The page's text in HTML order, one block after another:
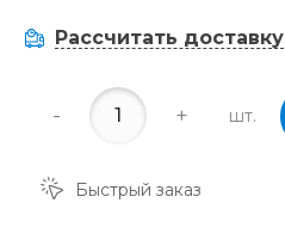
Рассчитать доставку
- + шт.
Быстрый заказ